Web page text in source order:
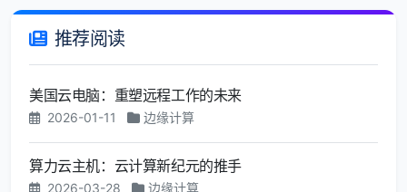
推荐阅读
美国云电脑：重塑远程工作的未来
2026-01-11 边缘计算
算力云主机：云计算新纪元的推手
2026-03-28 边缘计算